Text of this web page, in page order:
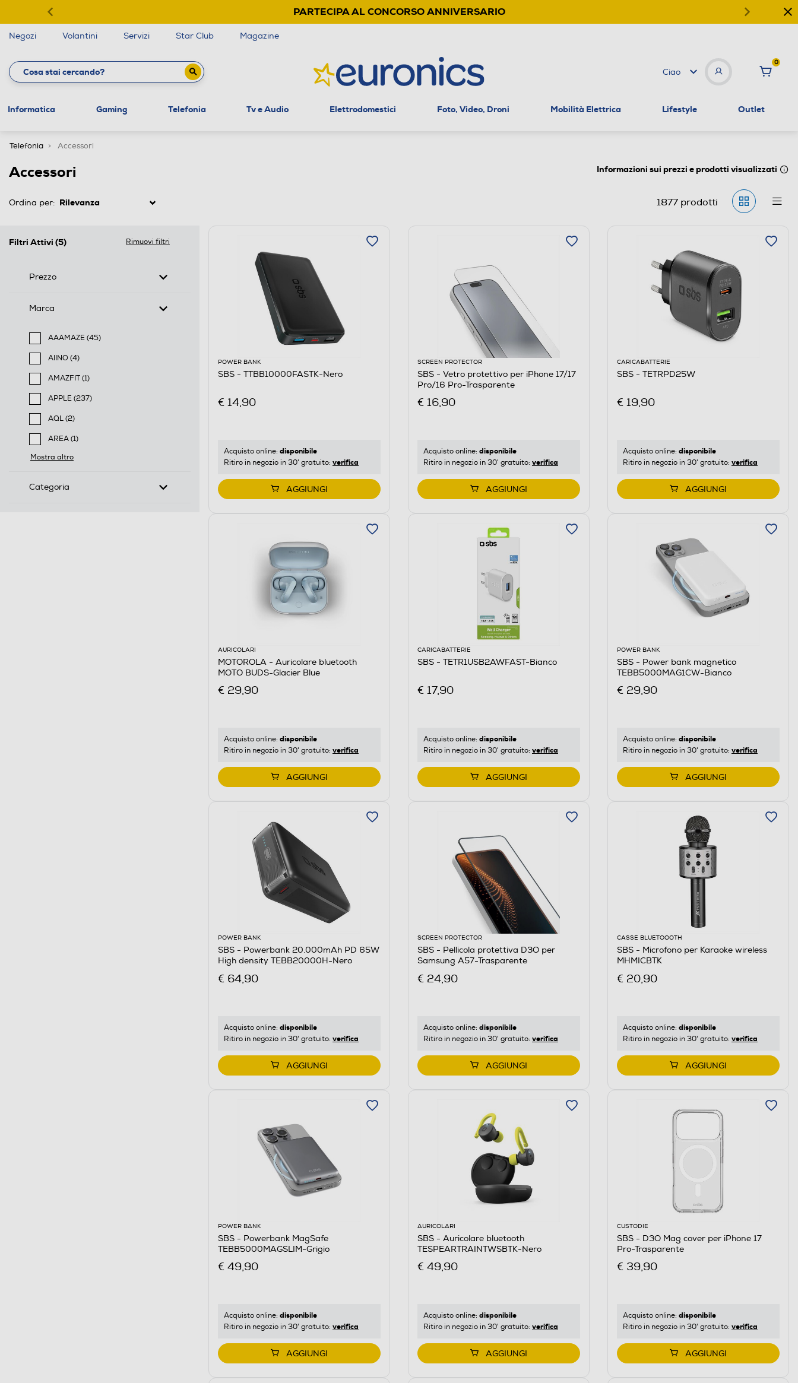
PARTECIPA AL CONCORSO ANNIVERSARIO
Negozi Volantini Servizi Star Club Magazine
Ciao
0
Informatica Gaming Telefonia Tv e Audio Elettrodomestici Foto, Video, Droni Mobilità Elettrica Lifestyle Outlet
Telefonia Accessori
Accessori Informazioni sui prezzi e prodotti visualizzati
Ordina per: 1877prodotti
Filtri Attivi (5) Rimuovi filtri
Prezzo
Marca
AAAMAZE (45)
Filtra per Marca: AAAMAZE
AIINO (4)
Filtra per Marca: AIINO
AMAZFIT (1)
Filtra per Marca: AMAZFIT
APPLE (237)
Filtra per Marca: APPLE
AQL (2)
Filtra per Marca: AQL
AREA (1)
Filtra per Marca: AREA
Mostra altro
Categoria
POWER BANK
SBS - TTBB10000FASTK-Nero
€ 14,90
Acquisto online: disponibile
Ritiro in negozio in 30' gratuito: verifica
AGGIUNGI
SCREEN PROTECTOR
SBS - Vetro protettivo per iPhone 17/17
Pro/16 Pro-Trasparente
€ 16,90
Acquisto online: disponibile
Ritiro in negozio in 30' gratuito: verifica
AGGIUNGI
CARICABATTERIE
SBS - TETRPD25W
€ 19,90
Acquisto online: disponibile
Ritiro in negozio in 30' gratuito: verifica
AGGIUNGI
AURICOLARI
MOTOROLA - Auricolare bluetooth
MOTO BUDS-Glacier Blue
€ 29,90
Acquisto online: disponibile
Ritiro in negozio in 30' gratuito: verifica
AGGIUNGI
CARICABATTERIE
SBS - TETR1USB2AWFAST-Bianco
€ 17,90
Acquisto online: disponibile
Ritiro in negozio in 30' gratuito: verifica
AGGIUNGI
POWER BANK
SBS - Power bank magnetico
TEBB5000MAG1CW-Bianco
€ 29,90
Acquisto online: disponibile
Ritiro in negozio in 30' gratuito: verifica
AGGIUNGI
POWER BANK
SBS - Powerbank 20.000mAh PD 65W
High density TEBB20000H-Nero
€ 64,90
Acquisto online: disponibile
Ritiro in negozio in 30' gratuito: verifica
AGGIUNGI
SCREEN PROTECTOR
SBS - Pellicola protettiva D3O per
Samsung A57-Trasparente
€ 24,90
Acquisto online: disponibile
Ritiro in negozio in 30' gratuito: verifica
AGGIUNGI
CASSE BLUETOOOTH
SBS - Microfono per Karaoke wireless
MHMICBTK
€ 20,90
Acquisto online: disponibile
Ritiro in negozio in 30' gratuito: verifica
AGGIUNGI
POWER BANK
SBS - Powerbank MagSafe
TEBB5000MAGSLIM-Grigio
€ 49,90
Acquisto online: disponibile
Ritiro in negozio in 30' gratuito: verifica
AGGIUNGI
AURICOLARI
SBS - Auricolare bluetooth
TESPEARTRAINTWSBTK-Nero
€ 49,90
Acquisto online: disponibile
Ritiro in negozio in 30' gratuito: verifica
AGGIUNGI
CUSTODIE
SBS - D3O Mag cover per iPhone 17
Pro-Trasparente
€ 39,90
Acquisto online: disponibile
Ritiro in negozio in 30' gratuito: verifica
AGGIUNGI